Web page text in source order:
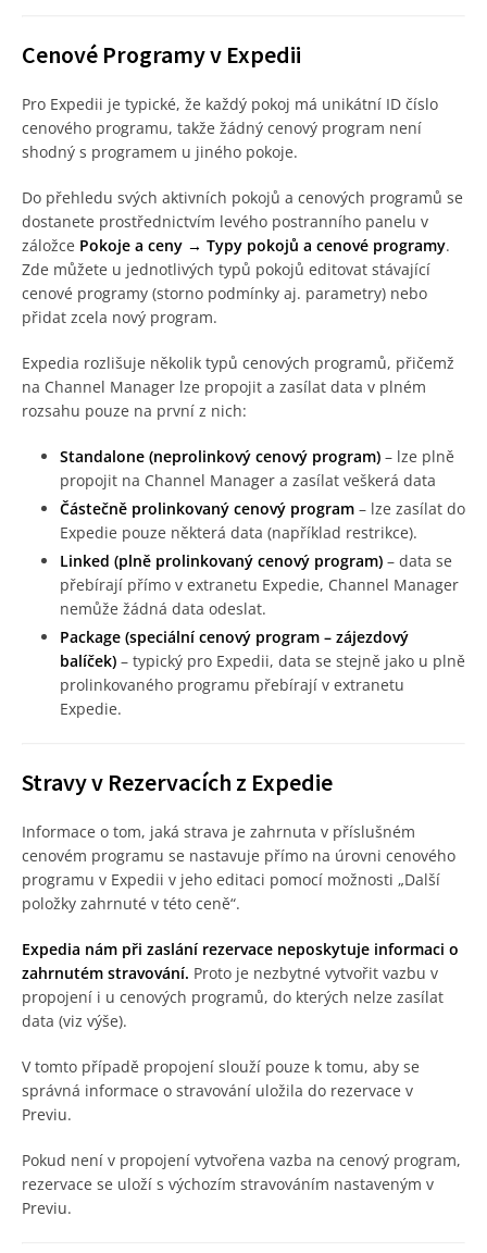
Cenové Programy v Expedii
Pro Expedii je typické, že každý pokoj má unikátní ID číslo
cenového programu, takže žádný cenový program není
shodný s programem u jiného pokoje.
Do přehledu svých aktivních pokojů a cenových programů se
dostanete prostřednictvím levého postranního panelu v
záložce Pokoje a ceny → Typy pokojů a cenové programy.
Zde můžete u jednotlivých typů pokojů editovat stávající
cenové programy (storno podmínky aj. parametry) nebo
přidat zcela nový program.
Expedia rozlišuje několik typů cenových programů, přičemž
na Channel Manager lze propojit a zasílat data v plném
rozsahu pouze na první z nich:
Standalone (neprolinkový cenový program) – lze plně
propojit na Channel Manager a zasílat veškerá data
Částečně prolinkovaný cenový program – lze zasílat do
Expedie pouze některá data (například restrikce).
Linked (plně prolinkovaný cenový program) – data se
přebírají přímo v extranetu Expedie, Channel Manager
nemůže žádná data odeslat.
Package (speciální cenový program – zájezdový
balíček) – typický pro Expedii, data se stejně jako u plně
prolinkovaného programu přebírají v extranetu
Expedie.
Stravy v Rezervacích z Expedie
Informace o tom, jaká strava je zahrnuta v příslušném
cenovém programu se nastavuje přímo na úrovni cenového
programu v Expedii v jeho editaci pomocí možnosti „Další
položky zahrnuté v této ceně“.
Expedia nám při zaslání rezervace neposkytuje informaci o
zahrnutém stravování. Proto je nezbytné vytvořit vazbu v
propojení i u cenových programů, do kterých nelze zasílat
data (viz výše).
V tomto případě propojení slouží pouze k tomu, aby se
správná informace o stravování uložila do rezervace v
Previu.
Pokud není v propojení vytvořena vazba na cenový program,
rezervace se uloží s výchozím stravováním nastaveným v
Previu.